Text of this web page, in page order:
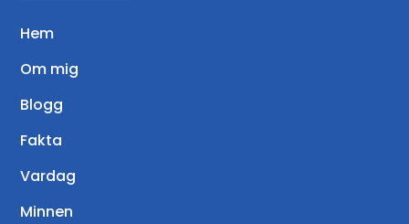
Hem
Om mig
Blogg
Fakta
Vardag
Minnen